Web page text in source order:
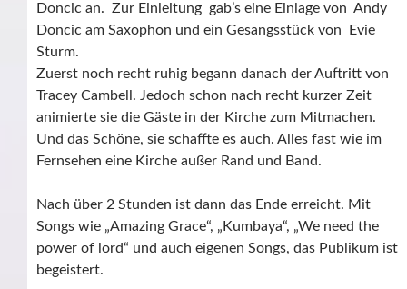
Doncic an. Zur Einleitung gab’s eine Einlage von Andy
Doncic am Saxophon und ein Gesangsstück von Evie
Sturm.
Zuerst noch recht ruhig begann danach der Auftritt von
Tracey Cambell. Jedoch schon nach recht kurzer Zeit
animierte sie die Gäste in der Kirche zum Mitmachen.
Und das Schöne, sie schaffte es auch. Alles fast wie im
Fernsehen eine Kirche außer Rand und Band.
Nach über 2 Stunden ist dann das Ende erreicht. Mit
Songs wie „Amazing Grace“, „Kumbaya“, „We need the
power of lord“ und auch eigenen Songs, das Publikum ist
begeistert.